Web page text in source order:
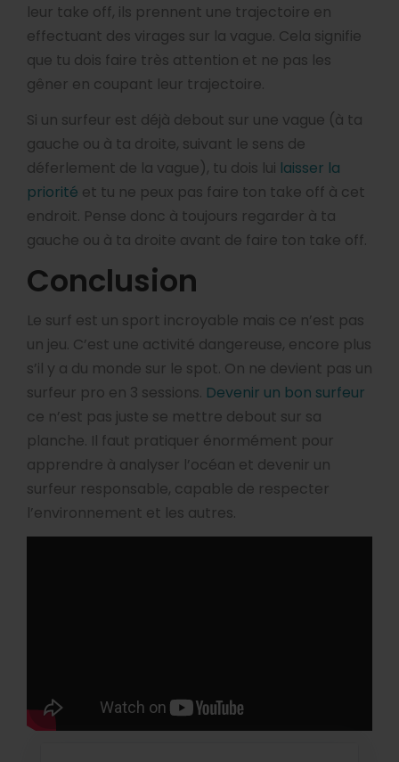
leur take off, ils prennent une trajectoire en
effectuant des virages sur la vague. Cela signifie
que tu dois faire très attention et ne pas les
gêner en coupant leur trajectoire.
Si un surfeur est déjà debout sur une vague (à ta
gauche ou à ta droite, suivant le sens de
déferlement de la vague), tu dois lui laisser la
priorité et tu ne peux pas faire ton take off à cet
endroit. Pense donc à toujours regarder à ta
gauche ou à ta droite avant de faire ton take off.
Conclusion
Le surf est un sport incroyable mais ce n’est pas
un jeu. C’est une activité dangereuse, encore plus
s’il y a du monde sur le spot. On ne devient pas un
surfeur pro en 3 sessions. Devenir un bon surfeur
ce n’est pas juste se mettre debout sur sa
planche. Il faut pratiquer énormément pour
apprendre à analyser l’océan et devenir un
surfeur responsable, capable de respecter
l’environnement et les autres.